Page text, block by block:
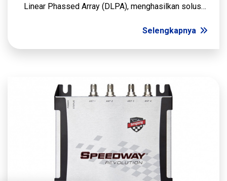
Linear Phassed Array (DLPA), menghasilkan solusi
Selengkapnya